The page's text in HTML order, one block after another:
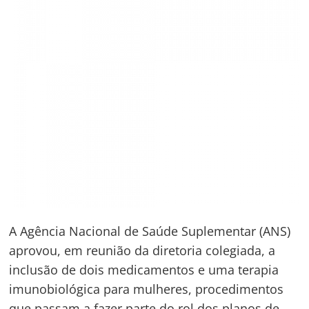
A Agência Nacional de Saúde Suplementar (ANS)
aprovou, em reunião da diretoria colegiada, a
inclusão de dois medicamentos e uma terapia
imunobiológica para mulheres, procedimentos